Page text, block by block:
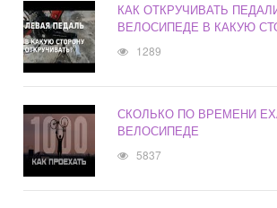
КАК ОТКРУЧИВАТЬ
ВЕЛОСИПЕДЕ В КАКУЮ
1289
СКОЛЬКО ПО ВРЕМЕНИ
ВЕЛОСИПЕДЕ
5837